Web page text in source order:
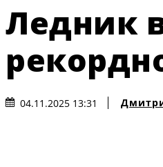
Ледник
04.11.2025 13:31